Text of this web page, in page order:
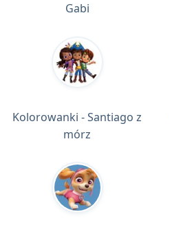
Gabi
Kolorowanki - Santiago z
mórz